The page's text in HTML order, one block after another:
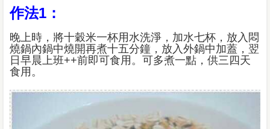
作法1：
晚上時，將十穀米一杯用水洗淨，加水七杯，放入悶
燒鍋內鍋中燒開再煮十五分鐘，放入外鍋中加蓋，翌
日早晨上班++前即可食用。可多煮一點，供三四天
食用。